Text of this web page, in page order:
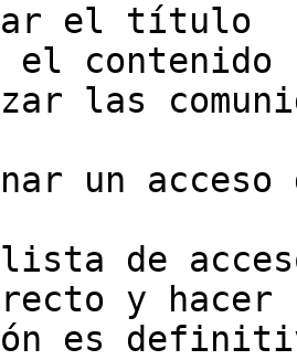
el título
el contenido
las
un
lista de
y
es